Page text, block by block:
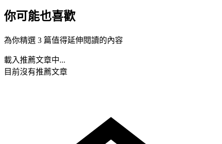
你可能也喜歡
為你精選 3 篇值得延伸閱讀的內容
載入推薦文章中...
目前沒有推薦文章